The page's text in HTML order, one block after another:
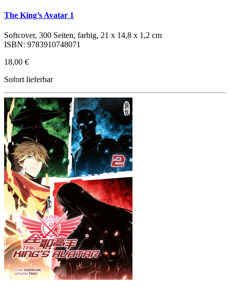
The King’s Avatar 1
Softcover, 300 Seiten, farbig, 21 x 14,8 x 1,2 cm
ISBN: 9783910748071
18,00 €
Sofort lieferbar